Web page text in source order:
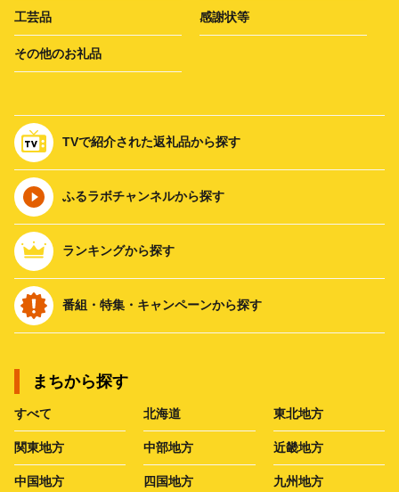
工芸品 感謝状等
その他のお礼品
TVで紹介された返礼品から探す
ふるラボチャンネルから探す
ランキングから探す
番組・特集・キャンペーンから探す
まちから探す
すべて 北海道 東北地方
関東地方 中部地方 近畿地方
中国地方 四国地方 九州地方